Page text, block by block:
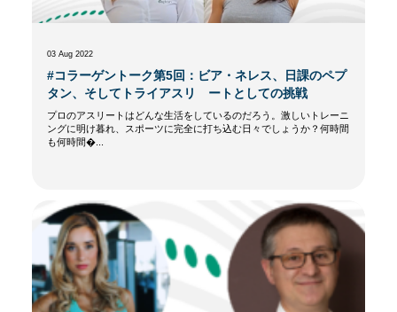
03 Aug 2022
#コラーゲントーク第5回：ビア・ネレス、日課のペプ
タン、そしてトライアスリ ートとしての挑戦
プロのアスリートはどんな生活をしているのだろう。激しいトレーニ
ングに明け暮れ、スポーツに完全に打ち込む日々でしょうか？何時間
も何時間�...